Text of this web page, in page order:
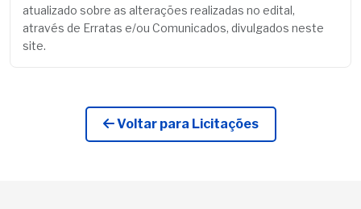
atualizado sobre as alterações realizadas no edital,
através de Erratas e/ou Comunicados, divulgados neste
site.
Voltar para Licitações